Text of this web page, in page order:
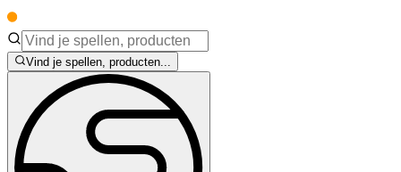
Vind je spellen, producten...